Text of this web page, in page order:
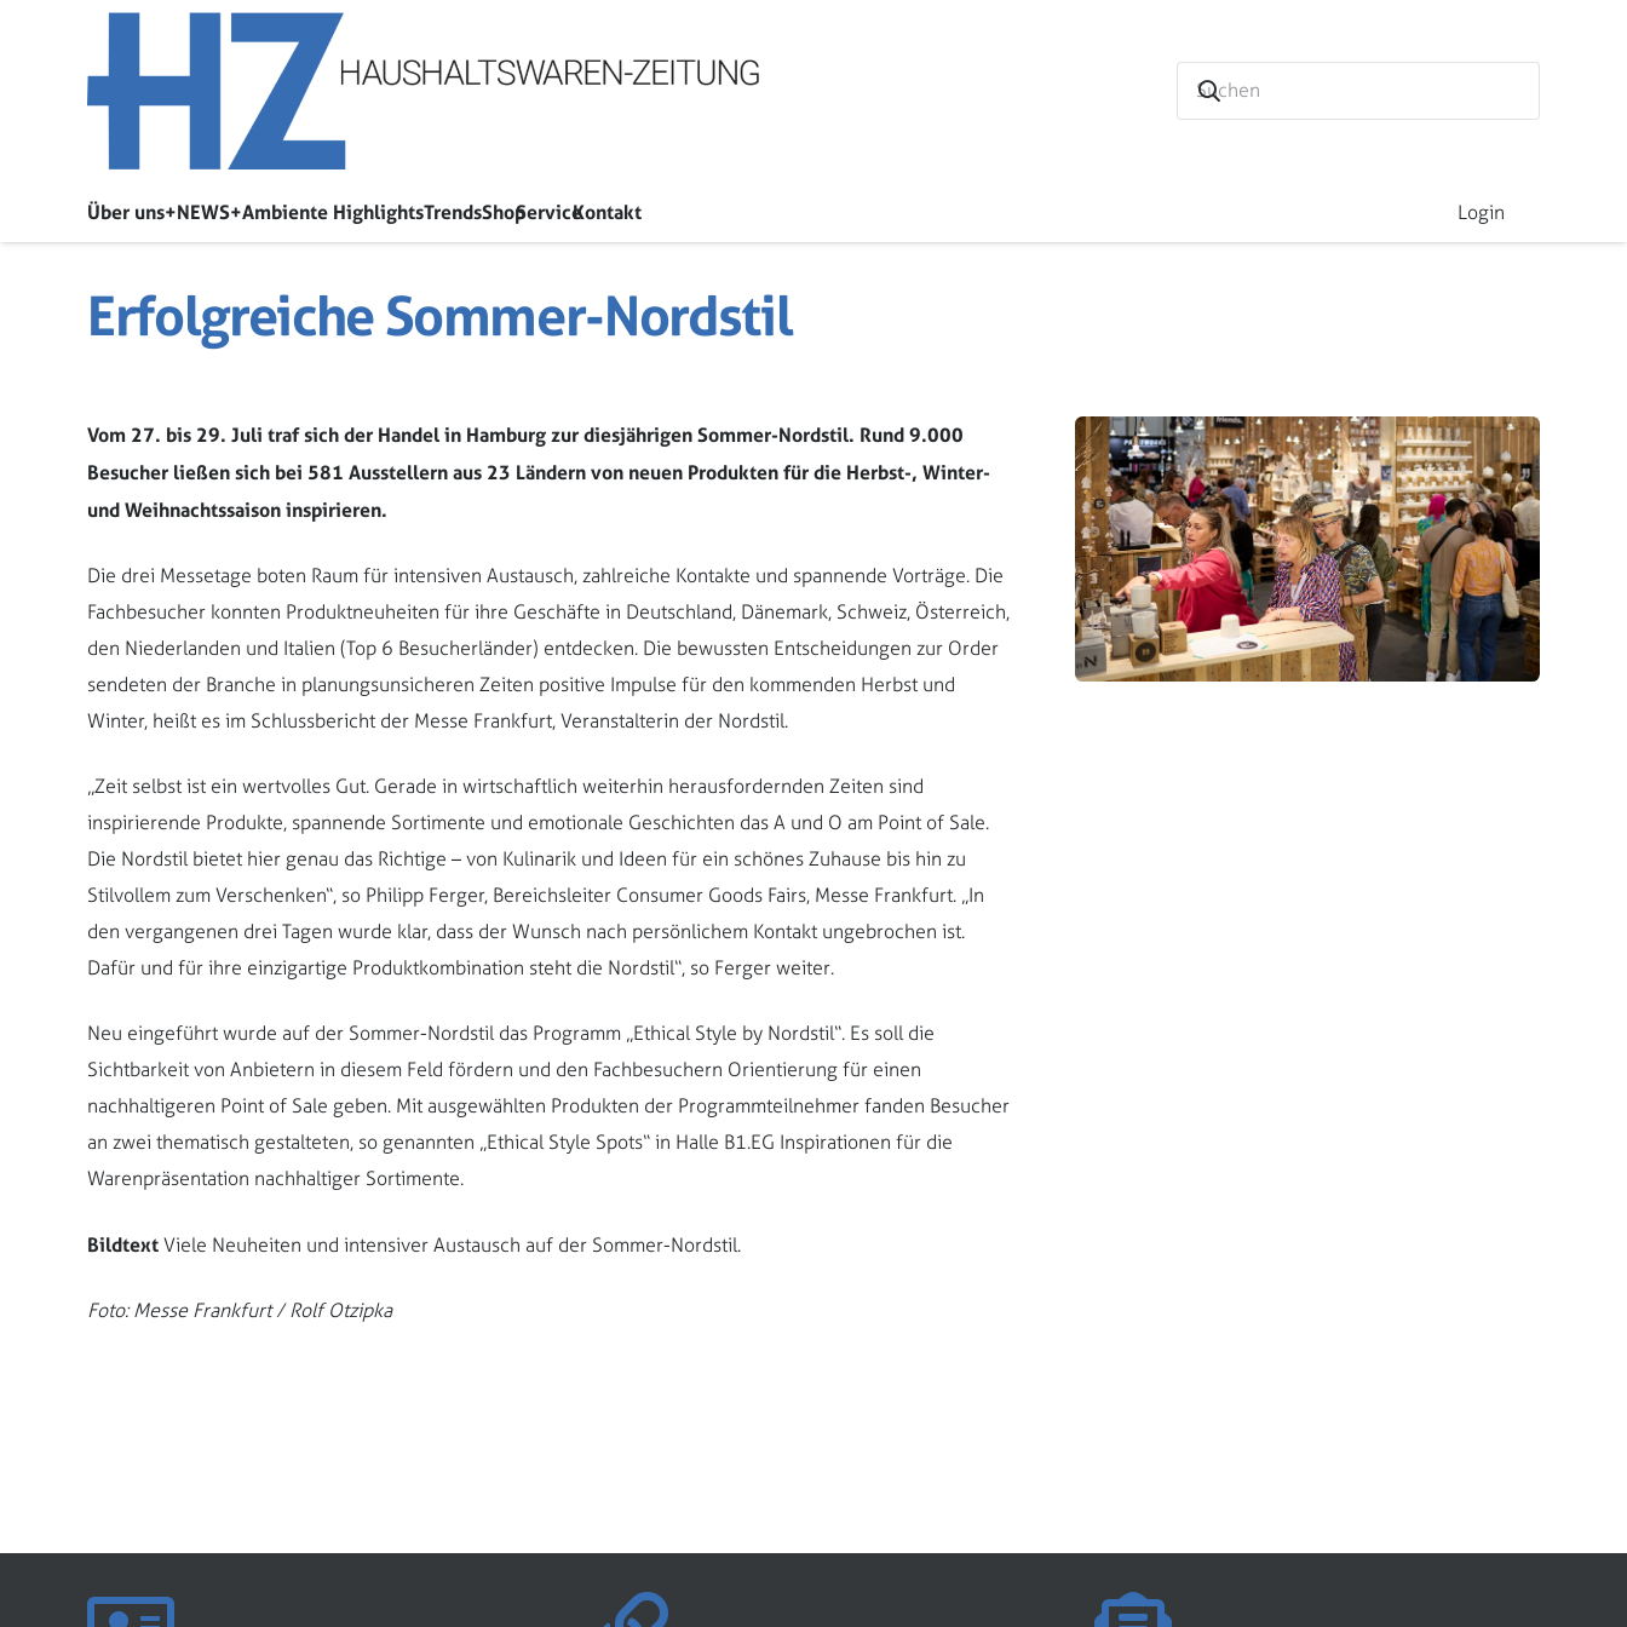
Über uns+NEWS+Ambiente HighlightsTrendsShopServiceKontakt Login
Erfolgreiche Sommer-Nordstil
Vom 27. bis 29. Juli traf sich der Handel in Hamburg zur diesjährigen Sommer-Nordstil. Rund 9.000
Besucher ließen sich bei 581 Ausstellern aus 23 Ländern von neuen Produkten für die Herbst-, Winter-
und Weihnachtssaison inspirieren.
Die drei Messetage boten Raum für intensiven Austausch, zahlreiche Kontakte und spannende Vorträge. Die
Fachbesucher konnten Produktneuheiten für ihre Geschäfte in Deutschland, Dänemark, Schweiz, Österreich,
den Niederlanden und Italien (Top 6 Besucherländer) entdecken. Die bewussten Entscheidungen zur Order
sendeten der Branche in planungsunsicheren Zeiten positive Impulse für den kommenden Herbst und
Winter, heißt es im Schlussbericht der Messe Frankfurt, Veranstalterin der Nordstil.
„Zeit selbst ist ein wertvolles Gut. Gerade in wirtschaftlich weiterhin herausfordernden Zeiten sind
inspirierende Produkte, spannende Sortimente und emotionale Geschichten das A und O am Point of Sale.
Die Nordstil bietet hier genau das Richtige – von Kulinarik und Ideen für ein schönes Zuhause bis hin zu
Stilvollem zum Verschenken“, so Philipp Ferger, Bereichsleiter Consumer Goods Fairs, Messe Frankfurt. „In
den vergangenen drei Tagen wurde klar, dass der Wunsch nach persönlichem Kontakt ungebrochen ist.
Dafür und für ihre einzigartige Produktkombination steht die Nordstil“, so Ferger weiter.
Neu eingeführt wurde auf der Sommer-Nordstil das Programm „Ethical Style by Nordstil“. Es soll die
Sichtbarkeit von Anbietern in diesem Feld fördern und den Fachbesuchern Orientierung für einen
nachhaltigeren Point of Sale geben. Mit ausgewählten Produkten der Programmteilnehmer fanden Besucher
an zwei thematisch gestalteten, so genannten „Ethical Style Spots“ in Halle B1.EG Inspirationen für die
Warenpräsentation nachhaltiger Sortimente.
Bildtext Viele Neuheiten und intensiver Austausch auf der Sommer-Nordstil.
Foto: Messe Frankfurt / Rolf Otzipka